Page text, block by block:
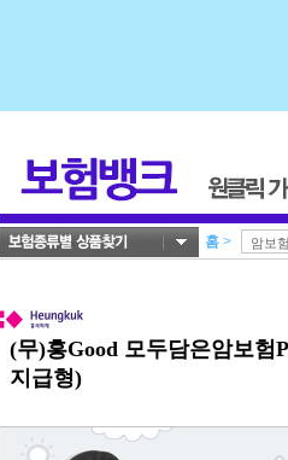
홈 >
(무)흥Good 모두담은암보험
지급형)